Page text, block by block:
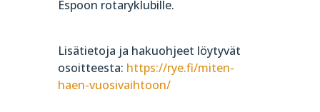
Espoon rotaryklubille.
Lisätietoja ja hakuohjeet löytyvät
osoitteesta: https://rye.fi/miten-
haen-vuosivaihtoon/